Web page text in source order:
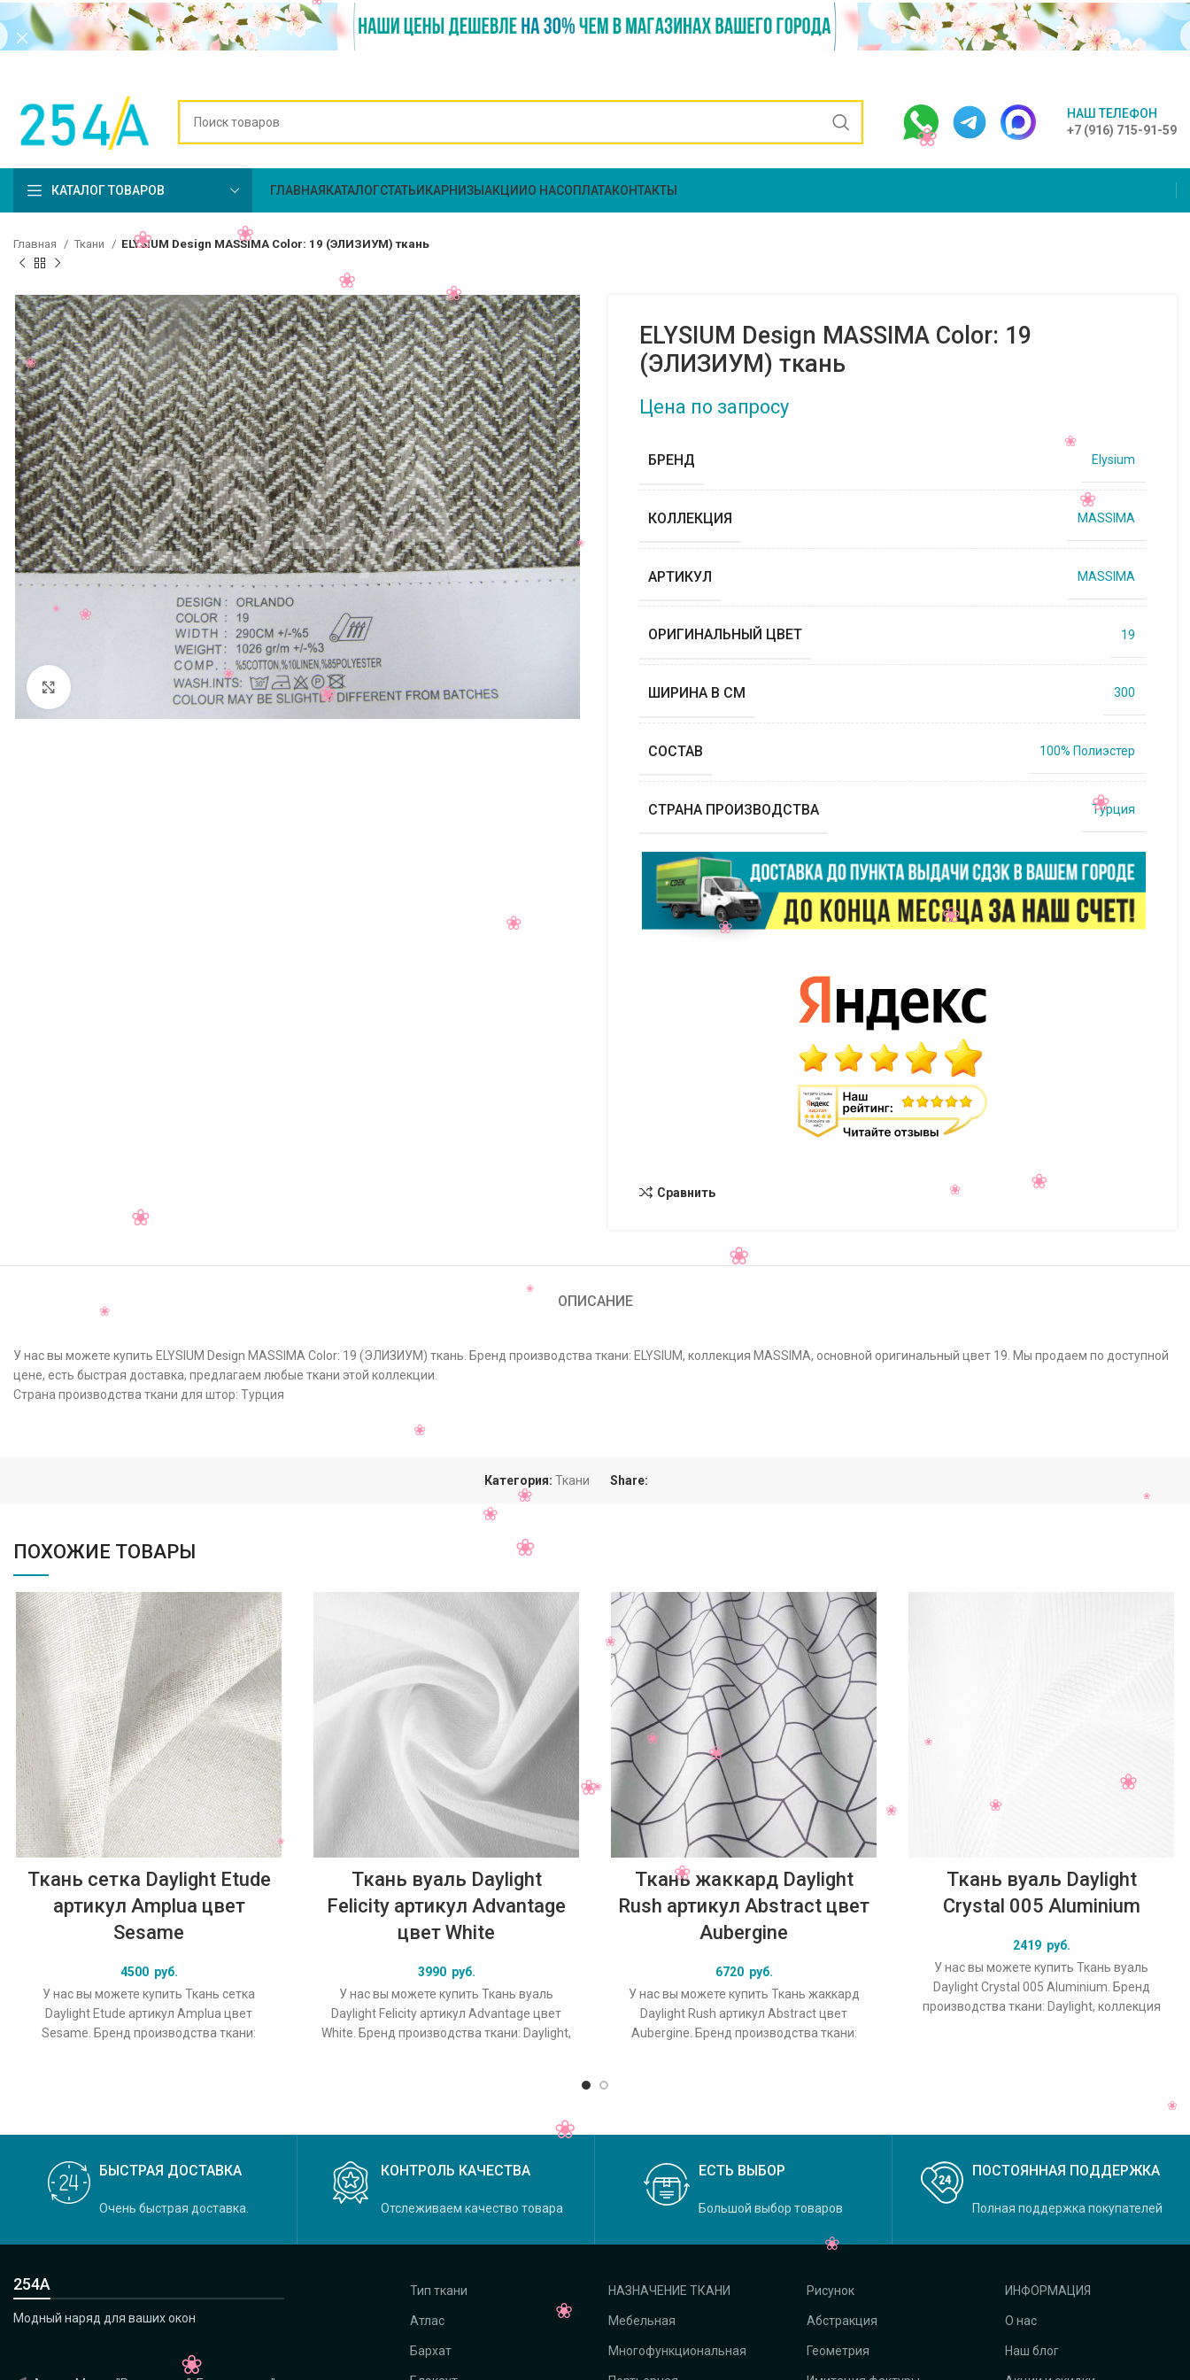
НАШ ТЕЛЕФОН
+7 (916) 715-91-59
КАТАЛОГ ТОВАРОВ ГЛАВНАЯ КАТАЛОГСТАТЬИ КАРНИЗЫ АКЦИИ О НАСОПЛАТАКОНТАКТЫ
Главная Ткани ELYSIUM Design MASSIMA Color: 19 (ЭЛИЗИУМ) ткань
Нажмите, чтобы увеличить
ELYSIUM Design MASSIMA Color: 19
(ЭЛИЗИУМ) ткань
Цена по запросу
БРЕНД Elysium
КОЛЛЕКЦИЯ MASSIMA
АРТИКУЛ MASSIMA
ОРИГИНАЛЬНЫЙ ЦВЕТ 19
ШИРИНА В СМ 300
СОСТАВ 100% Полиэстер
СТРАНА ПРОИЗВОДСТВА Турция
Сравнить
ОПИСАНИЕ
У нас вы можете купить ELYSIUM Design MASSIMA Color: 19 (ЭЛИЗИУМ) ткань. Бренд производства ткани: ELYSIUM, коллекция MASSIMA, основной оригинальный цвет 19. Мы продаем по доступной
цене, есть быстрая доставка, предлагаем любые ткани этой коллекции.
Страна производства ткани для штор: Турция
Категория: Ткани Share:
ПОХОЖИЕ ТОВАРЫ
Ткань сетка Daylight Etude
артикул Amplua цвет
Sesame
4500 руб.
У нас вы можете купить Ткань сетка
Daylight Etude артикул Amplua цвет
Sesame. Бренд производства ткани:
Ткань вуаль Daylight
Felicity артикул Advantage
цвет White
3990 руб.
У нас вы можете купить Ткань вуаль
Daylight Felicity артикул Advantage цвет
White. Бренд производства ткани: Daylight,
Ткань жаккард Daylight
Rush артикул Abstract цвет
Aubergine
6720 руб.
У нас вы можете купить Ткань жаккард
Daylight Rush артикул Abstract цвет
Aubergine. Бренд производства ткани:
Ткань вуаль Daylight
Crystal 005 Aluminium
2419 руб.
У нас вы можете купить Ткань вуаль
Daylight Crystal 005 Aluminium. Бренд
производства ткани: Daylight, коллекция
БЫСТРАЯ ДОСТАВКА
Очень быстрая доставка.
КОНТРОЛЬ КАЧЕСТВА
Отслеживаем качество товара
ЕСТЬ ВЫБОР
Большой выбор товаров
ПОСТОЯННАЯ ПОДДЕРЖКА
Полная поддержка покупателей
254А
Модный наряд для ваших окон
Тип ткани
Атлас
Бархат
НАЗНАЧЕНИЕ ТКАНИ
Мебельная
Многофункциональная
Рисунок
Абстракция
Геометрия
ИНФОРМАЦИЯ
О нас
Наш блог